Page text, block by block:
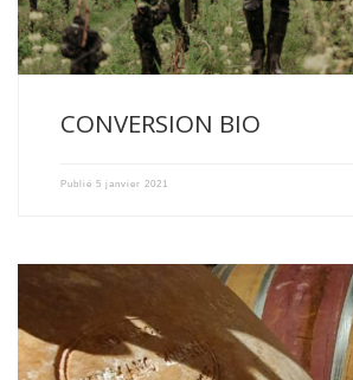
CONVERSION BIO
Publié 5 janvier 2021